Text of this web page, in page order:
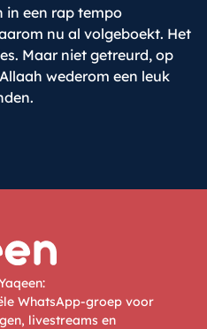
in een rap tempo
nu al volgeboekt. Het
Maar niet getreurd, op
wederom een leuk
WhatsApp-groep voor
livestreams en